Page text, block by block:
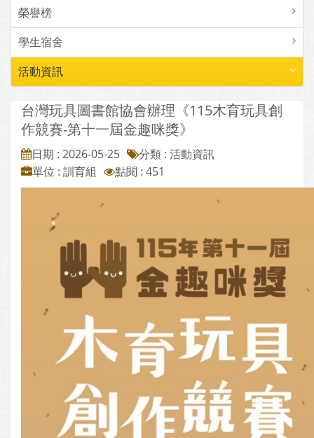
榮譽榜
學生宿舍
活動資訊
台灣玩具圖書館協會辦理《115木育玩具創
作競賽-第十一屆金趣咪獎》
日期 : 2026-05-25
分類 : 活動資訊
單位 : 訓育組
點閱 : 451